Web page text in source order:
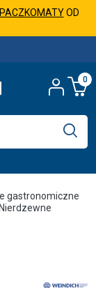
OD
0
gastronomiczne
Nierdzewne